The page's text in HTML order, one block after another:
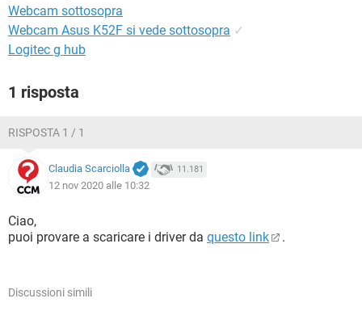
Webcam sottosopra
Webcam Asus K52F si vede sottosopra ✓
Logitec g hub
1 risposta
RISPOSTA 1 / 1
Claudia Scarciolla 11.181
12 nov 2020 alle 10:32
Ciao,
puoi provare a scaricare i driver da questo link .
Discussioni simili